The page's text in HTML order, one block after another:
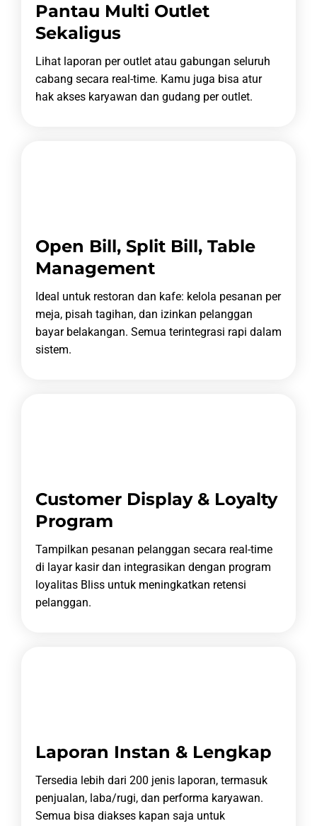
Pantau Multi Outlet
Sekaligus
Lihat laporan per outlet atau gabungan seluruh
cabang secara real-time. Kamu juga bisa atur
hak akses karyawan dan gudang per outlet.
Open Bill, Split Bill, Table
Management
Ideal untuk restoran dan kafe: kelola pesanan per
meja, pisah tagihan, dan izinkan pelanggan
bayar belakangan. Semua terintegrasi rapi dalam
sistem.
Customer Display & Loyalty
Program
Tampilkan pesanan pelanggan secara real-time
di layar kasir dan integrasikan dengan program
loyalitas Bliss untuk meningkatkan retensi
pelanggan.
Laporan Instan & Lengkap
Tersedia lebih dari 200 jenis laporan, termasuk
penjualan, laba/rugi, dan performa karyawan.
Semua bisa diakses kapan saja untuk